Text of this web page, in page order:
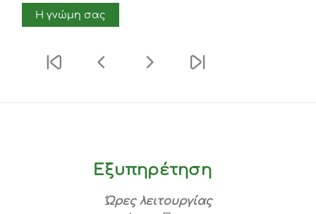
Η γνώμη σας
Εξυπηρέτηση
Ώρες λειτουργίας